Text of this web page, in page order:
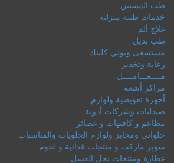
طب المسنين
خدمات طبية منزلية
علاج ألم
طب بديل
مستشفى وبولي كلينك
رعاية وتخدير
مــــعـــامــــل
مراكز أشعة
أجهزة تعويضية ولوازم
صيدليات وشركات أدوية
مطاعم و كافيهات و عصائر
حلوانى ومخابز ولوازم الحلويات والمناسبات
سوبر ماركت و منتجات غذائية و لحوم
عطارة ومنتجات نحل العسل